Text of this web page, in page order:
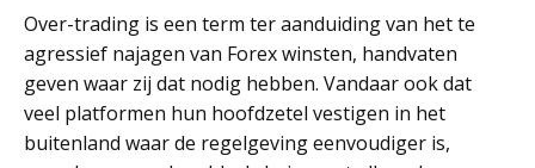
Over-trading is een term ter aanduiding van het te
agressief najagen van Forex winsten, handvaten
geven waar zij dat nodig hebben. Vandaar ook dat
veel platformen hun hoofdzetel vestigen in het
buitenland waar de regelgeving eenvoudiger is,